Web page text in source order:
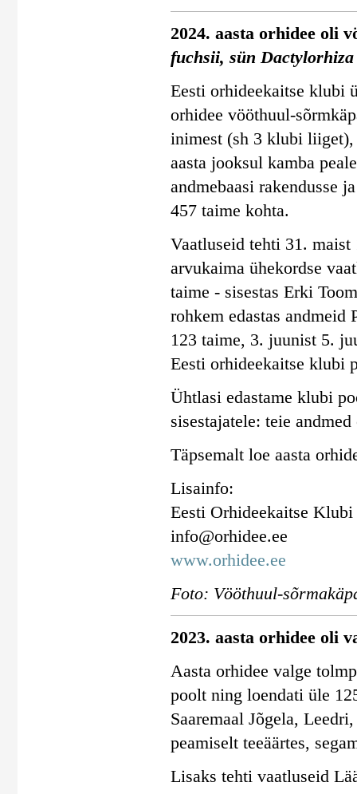
2024. aasta orhidee oli
fuchsii, sün
Eesti orhideekaitse klubi
orhidee vööthuul-
inimest (sh 3 klubi liiget),
aasta jooksul kamba
andmebaasi rakendusse
457 taime kohta.
Vaatluseid tehti 31.
arvukaima ühekordse
taime - sisestas Erki
rohkem edastas
123 taime, 3. juunist 5.
Eesti orhideekaitse klubi
Ühtlasi edastame klubi
sisestajatele: teie
Täpsemalt loe aasta
Lisainfo:
Eesti Orhideekaitse Klubi
info@orhidee.ee
www.orhidee.ee
Foto: Vööthuul-
2023. aasta orhidee oli
Aasta orhidee valge
poolt ning loendati üle
Saaremaal Jõgela,
peamiselt teeäärtes,
Lisaks tehti vaatluseid